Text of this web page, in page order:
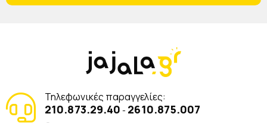
Τηλεφωνικές παραγγελίες:
210.873.29.40 - 2610.875.007